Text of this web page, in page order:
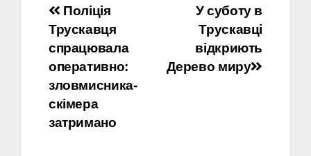
Навігація
записів
У суботу в
Трускавці
відкриють
Дерево миру
Поліція
Трускавця
спрацювала
оперативно:
зловмисника-
скімера
затримано